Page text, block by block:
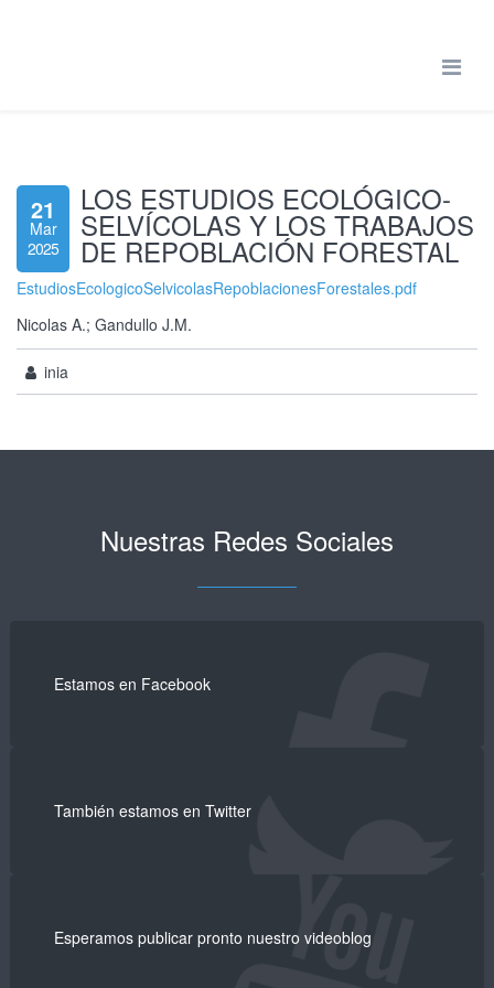
21
Mar
2025
LOS ESTUDIOS ECOLÓGICO-
SELVÍCOLAS Y LOS TRABAJOS
DE REPOBLACIÓN FORESTAL
EstudiosEcologicoSelvicolasRepoblacionesForestales.pdf
Nicolas A.; Gandullo J.M.
inia
Nuestras Redes Sociales
Estamos en Facebook
También estamos en Twitter
Esperamos publicar pronto nuestro videoblog